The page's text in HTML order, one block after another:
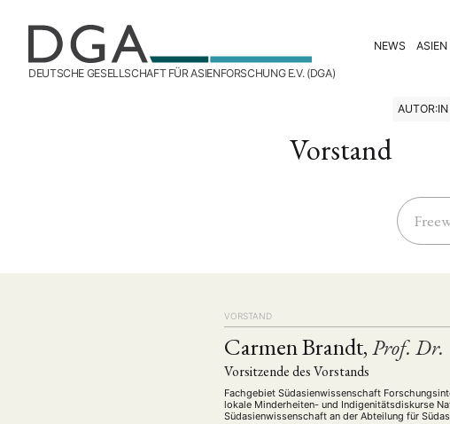
DEUTSCHE GESELLSCHAFT FÜR ASIENFORSCHUNG E.V. (DGA)
NEWS ASIEN
AUTOR:IN
Vorstand
VORSTAND
Carmen Brandt,Prof. Dr.
Vorsitzende des Vorstands
Fachgebiet Südasienwissenschaft
lokale Minderheiten- und Indigenitätsdiskurse
Südasienwissenschaft an der Abteilung für